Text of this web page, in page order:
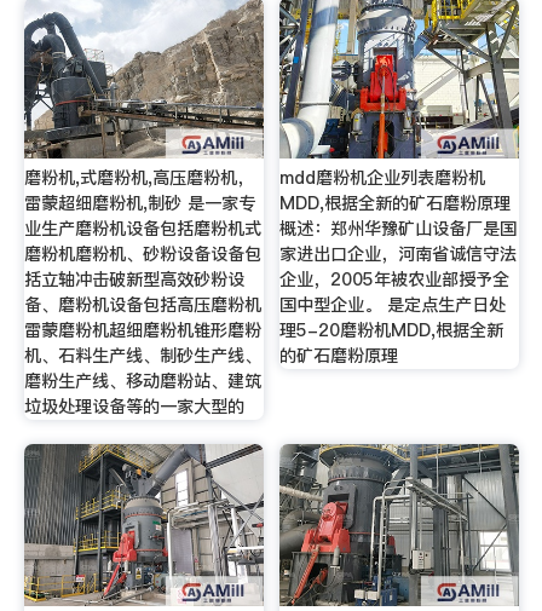
磨粉机,式磨粉机,高压磨粉机，
雷蒙超细磨粉机,制砂 是一家专
业生产磨粉机设备包括磨粉机式
磨粉机磨粉机、砂粉设备设备包
括立轴冲击破新型高效砂粉设
备、磨粉机设备包括高压磨粉机
雷蒙磨粉机超细磨粉机锥形磨粉
机、石料生产线、制砂生产线、
磨粉生产线、移动磨粉站、建筑
垃圾处理设备等的一家大型的
mdd磨粉机企业列表磨粉机
MDD,根据全新的矿石磨粉原理
概述：郑州华豫矿山设备厂是国
家进出口企业，河南省诚信守法
企业，2005年被农业部授予全
国中型企业。 是定点生产日处
理5-20磨粉机MDD,根据全新
的矿石磨粉原理